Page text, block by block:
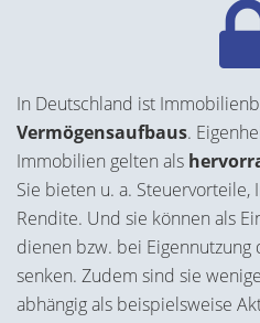
In Deutschland ist
Vermögensaufbaus.
Immobilien gelten als
Sie bieten u. a. Steuervorteile,
Rendite. Und sie können als
dienen bzw. bei Eigennutzung
senken. Zudem sind sie
abhängig als beispielsweise